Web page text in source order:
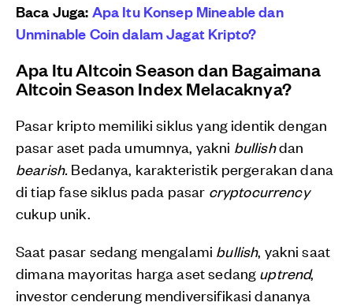
Baca Juga:Apa Itu Konsep Mineable dan
Unminable Coin dalam Jagat Kripto?
Apa Itu Altcoin Season dan Bagaimana
Altcoin Season Index Melacaknya?
Pasar kripto memiliki siklus yang identik dengan
pasar aset pada umumnya, yakni bullishdan
bearish. Bedanya, karakteristik pergerakan dana
di tiap fase siklus pada pasar cryptocurrency
cukup unik.
Saat pasar sedang mengalami bullish, yakni saat
dimana mayoritas harga aset sedang uptrend,
investor cenderung mendiversifikasi dananya